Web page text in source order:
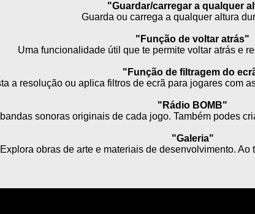
"Guardar/carregar a qualquer
Guarda ou carrega a qualquer altura
"Função de voltar atrás"
Uma funcionalidade útil que te permite voltar atrás e
"Função de filtragem do
a resolução ou aplica filtros de ecrã para jogares com
"Rádio BOMB"
sonoras originais de cada jogo. Também podes
"Galeria"
Explora obras de arte e materiais de desenvolvimento. Ao